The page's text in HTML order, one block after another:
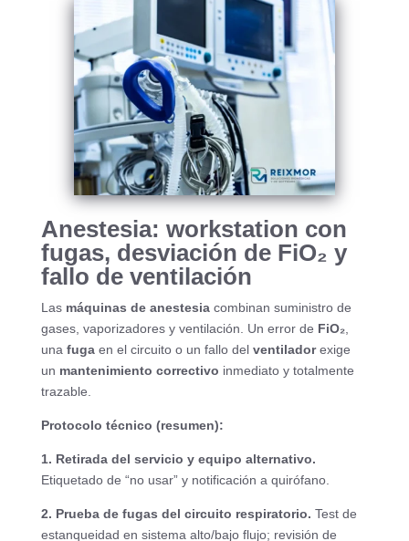
Anestesia: workstation con
fugas, desviación de FiO₂ y
fallo de ventilación
Las máquinas de anestesiacombinan suministro de
gases, vaporizadores y ventilación. Un error de FiO₂,
una fugaen el circuito o un fallo del ventiladorexige
un mantenimiento correctivo inmediato y totalmente
trazable.
Protocolo técnico (resumen):
1. Retirada del servicio y equipo alternativo.
Etiquetado de “no usar” y notificación a quirófano.
2. Prueba de fugas del circuito respiratorio. Test de
estanqueidad en sistema alto/bajo flujo; revisión de